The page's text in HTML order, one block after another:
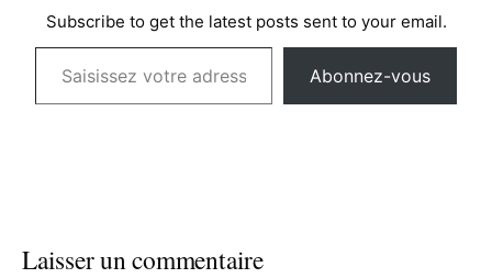
Subscribe to get the latest posts sent to your email.
Saisissez votre adresse e-mail…
Abonnez-vous
Laisser un commentaire